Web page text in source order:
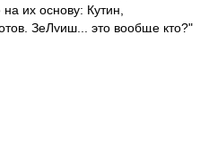
на их основу: Кутин,
ЗеЛуиш... это вообще кто?"